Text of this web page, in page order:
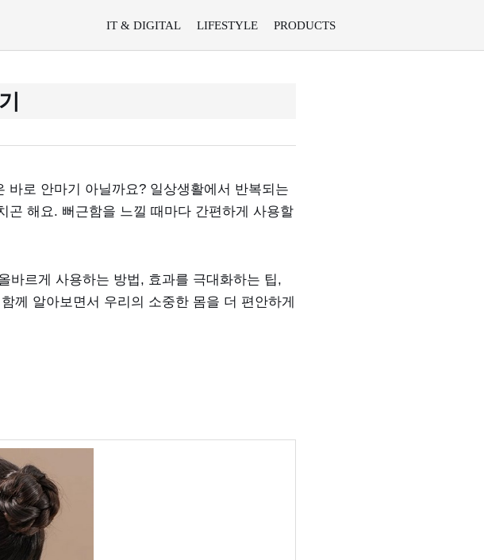
IT & DIGITAL LIFESTYLE PRODUCTS
로 안마기 아닐까요? 일상생활에서 반복되는
곤 해요. 뻐근함을 느낄 때마다 간편하게 사용할
바르게 사용하는 방법, 효과를 극대화하는 팁,
께 알아보면서 우리의 소중한 몸을 더 편안하게